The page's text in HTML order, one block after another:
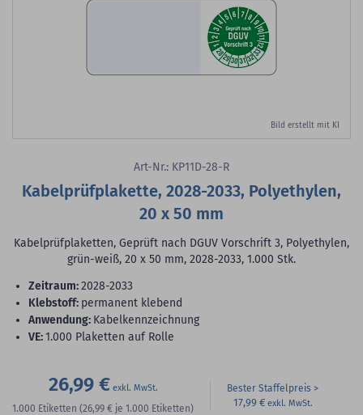
Bild erstellt mit KI
Art-Nr.: KP11D-28-R
Kabelprüfplakette, 2028-2033, Polyethylen,
20 x 50 mm
Kabelprüfplaketten, Geprüft nach DGUV Vorschrift 3, Polyethylen,
grün-weiß, 20 x 50 mm, 2028-2033, 1.000 Stk.
Zeitraum:2028-2033
Klebstoff: permanent klebend
Anwendung: Kabelkennzeichnung
VE:1.000 Plaketten auf Rolle
26,99 €
1.000 Etiketten (26,99 € je 1.000 Etiketten)
Bester Staffelpreis
17,99 €